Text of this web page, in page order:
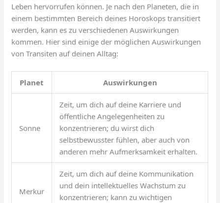
Leben hervorrufen können. Je nach den Planeten, die in
einem bestimmten Bereich deines Horoskops transitiert
werden, kann es zu verschiedenen Auswirkungen
kommen. Hier sind einige der möglichen Auswirkungen
von Transiten auf deinen Alltag:
Planet Auswirkungen
Sonne
Zeit, um dich auf deine Karriere und
öffentliche Angelegenheiten zu
konzentrieren; du wirst dich
selbstbewusster fühlen, aber auch von
anderen mehr Aufmerksamkeit erhalten.
Merkur
Zeit, um dich auf deine Kommunikation
und dein intellektuelles Wachstum zu
konzentrieren; kann zu wichtigen